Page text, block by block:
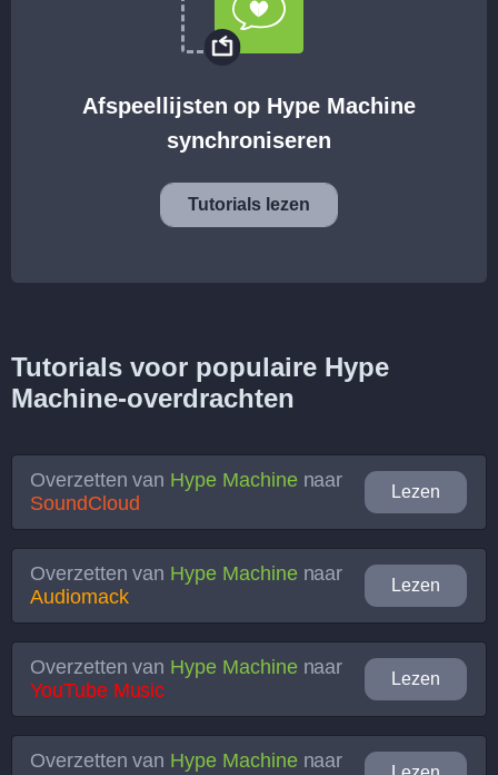
Afspeellijsten op Hype Machine
synchroniseren
Tutorials lezen
Tutorials voor populaire Hype
Machine-overdrachten
Overzetten van Hype Machinenaar
SoundCloud
Lezen
Overzetten van Hype Machinenaar
Audiomack
Lezen
Overzetten van Hype Machinenaar
YouTube Music
Lezen
Overzetten van Hype Machinenaar